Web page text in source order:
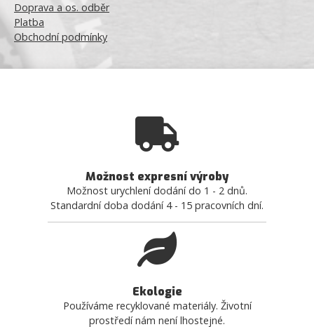
Doprava a os. odběr
Platba
Obchodní podmínky
Možnost expresní výroby
Možnost urychlení dodání do 1 - 2 dnů.
Standardní doba dodání 4 - 15 pracovních dní.
Ekologie
Používáme recyklované materiály. Životní
prostředí nám není lhostejné.